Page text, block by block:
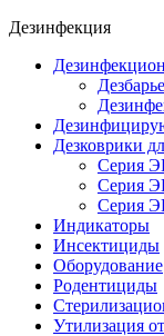
Дезинфекция
Дезковрики
Серия
Серия
Серия
Индикаторы
Инсектициды
Оборудование
Родентициды
Утилизация